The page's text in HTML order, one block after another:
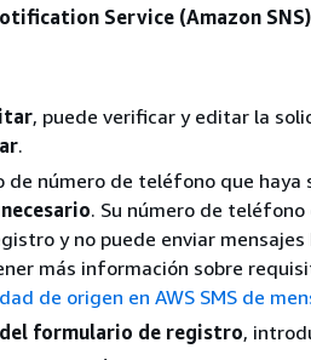
Service (Amazon SNS)
, puede verificar y editar la
.
de número de teléfono que haya
. Su número de
y no puede enviar
más información sobre
de origen en AWS SMS de
formulario de registro,